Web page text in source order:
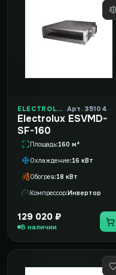
ELECTROLUX Арт. 35104
Electrolux ESVMD-
SF-160
Площадь 160 м²
Охлаждение 16 кВт
Обогрев 18 кВт
Компрессор Инвертор
129 020 ₽
В наличии